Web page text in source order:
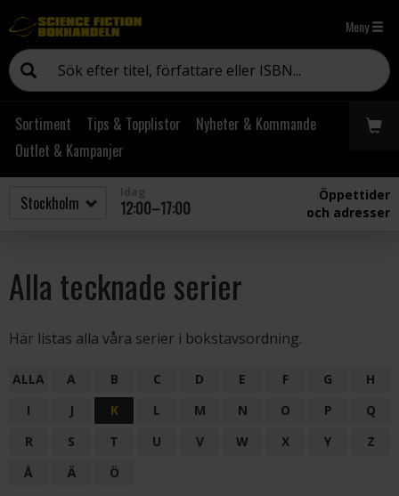
Meny
Sortiment Tips & Topplistor
Nyheter & Kommande
Outlet & Kampanjer
12:00–17:00
Öppettider
och adresser
Alla tecknade serier
Här listas alla våra serier i bokstavsordning.
ALLA A B C D E F G
H
I
J K L M N O P
Q
R
S T U V W X Y
Z
Å
Ä Ö